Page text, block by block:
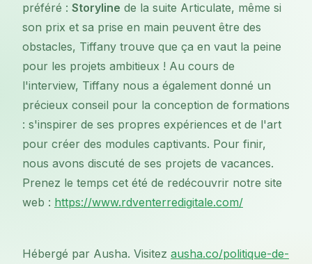
préféré : Storyline de la suite Articulate, même si
son prix et sa prise en main peuvent être des
obstacles, Tiffany trouve que ça en vaut la peine
pour les projets ambitieux ! Au cours de
l'interview, Tiffany nous a également donné un
précieux conseil pour la conception de formations
: s'inspirer de ses propres expériences et de l'art
pour créer des modules captivants. Pour finir,
nous avons discuté de ses projets de vacances.
Prenez le temps cet été de redécouvrir notre site
web : https://www.rdventerredigitale.com/
Hébergé par Ausha. Visitez ausha.co/politique-de-